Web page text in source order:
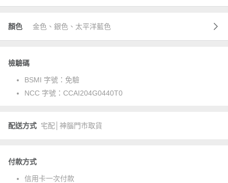
顏色 金色、銀色、太平洋藍色
檢驗碼
BSMI 字號： 免驗
NCC 字號： CCAI204G0440T0
配送方式 宅配│神腦門市取貨
付款方式
信用卡一次付款